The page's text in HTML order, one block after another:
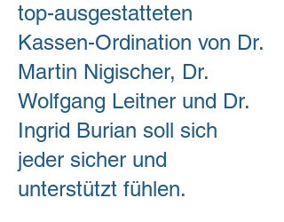
top-ausgestatteten
Kassen-Ordination von Dr.
Martin Nigischer, Dr.
Wolfgang Leitner und Dr.
Ingrid Burian soll sich
jeder sicher und
unterstützt fühlen.